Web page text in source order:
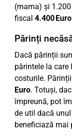
(mama) și
fiscal 4.400 Euro
Părinți
Dacă părinții
părintele la care
costurile.
Euro. Totuși,
împreună, pot
de util dacă
beneficiază mai